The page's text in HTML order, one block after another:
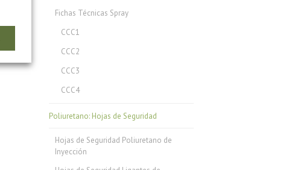
Fichas Técnicas Spray
CCC1
CCC2
CCC3
CCC4
Poliuretano: Hojas de Seguridad
Hojas de Seguridad Poliuretano de
Inyección